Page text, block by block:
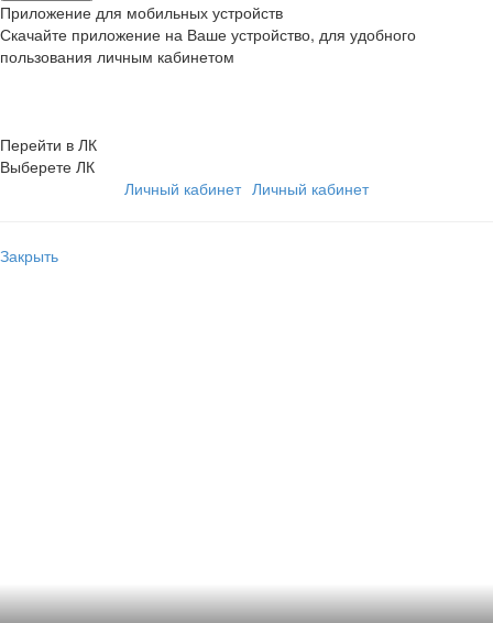
Приложение для мобильных устройств
Скачайте приложение на Ваше устройство, для удобного
пользования личным кабинетом
Перейти в ЛК
Выберете ЛК
Личный кабинет Личный кабинет
Закрыть